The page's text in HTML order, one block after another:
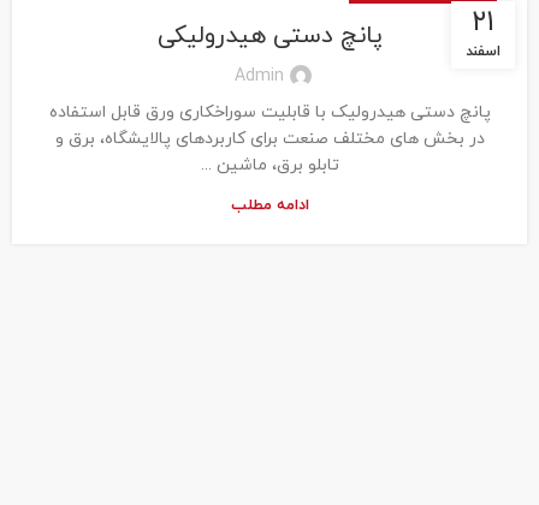
۲۱
اسفند پانچ دستی هیدرولیکی
Admin
پانچ دستی هیدرولیک با قابلیت سوراخکاری ورق قابل استفاده
در بخش های مختلف صنعت برای کاربردهای پالایشگاه، برق و
تابلو برق، ماشین ...
ادامه مطلب